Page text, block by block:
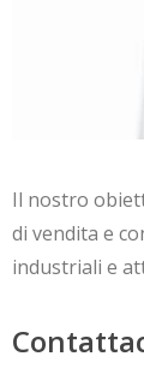
Il nostro
di vendita e
industriali e